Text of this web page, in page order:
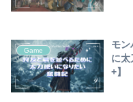
Game
モン
に太
+】